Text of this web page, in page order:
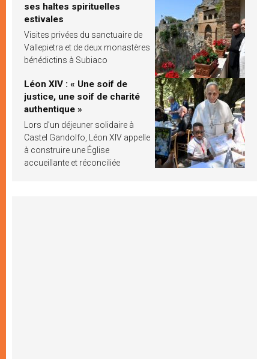
ses haltes spirituelles
estivales
Visites privées du sanctuaire de
Vallepietra et de deux monastères
bénédictins à Subiaco
Léon XIV : « Une soif de
justice, une soif de charité
authentique »
Lors d’un déjeuner solidaire à
Castel Gandolfo, Léon XIV appelle
à construire une Église
accueillante et réconciliée